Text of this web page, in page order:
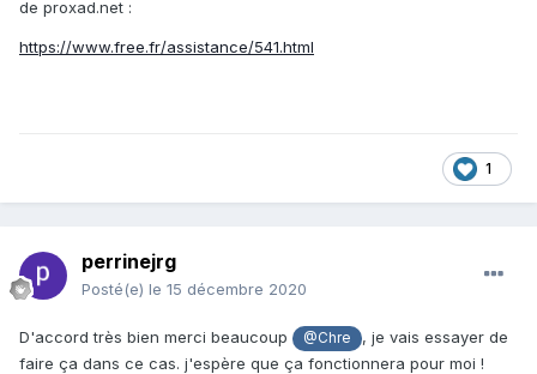
de proxad.net :
https://www.free.fr/assistance/541.html
1
perrinejrg
Posté(e) le 15 décembre 2020
D'accord très bien merci beaucoup @Chre
, je vais essayer de
faire ça dans ce cas. j'espère que ça fonctionnera pour moi !